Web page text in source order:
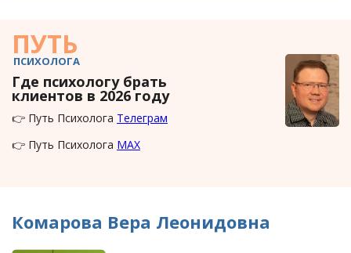
ПУТЬ
ПСИХОЛОГА
Где психологу брать
клиентов в 2026 году
👉 Путь Психолога Телеграм
👉 Путь Психолога MAX
Комарова Вера Леонидовна